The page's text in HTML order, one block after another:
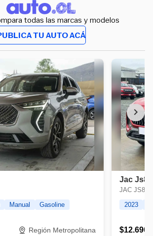
todas las marcas y modelos
TU AUTO ACÁ